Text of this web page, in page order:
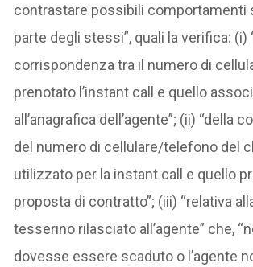
contrastare possibili comportamenti
parte degli stessi”, quali la verifica: (i)
corrispondenza tra il numero di
prenotato l’instant call e quello
all’anagrafica dell’agente”; (ii) “della
del numero di cellulare/telefono del
utilizzato per la instant call e quello
proposta di contratto”; (iii) “relativa
tesserino rilasciato all’agente” che,
dovesse essere scaduto o l’agente